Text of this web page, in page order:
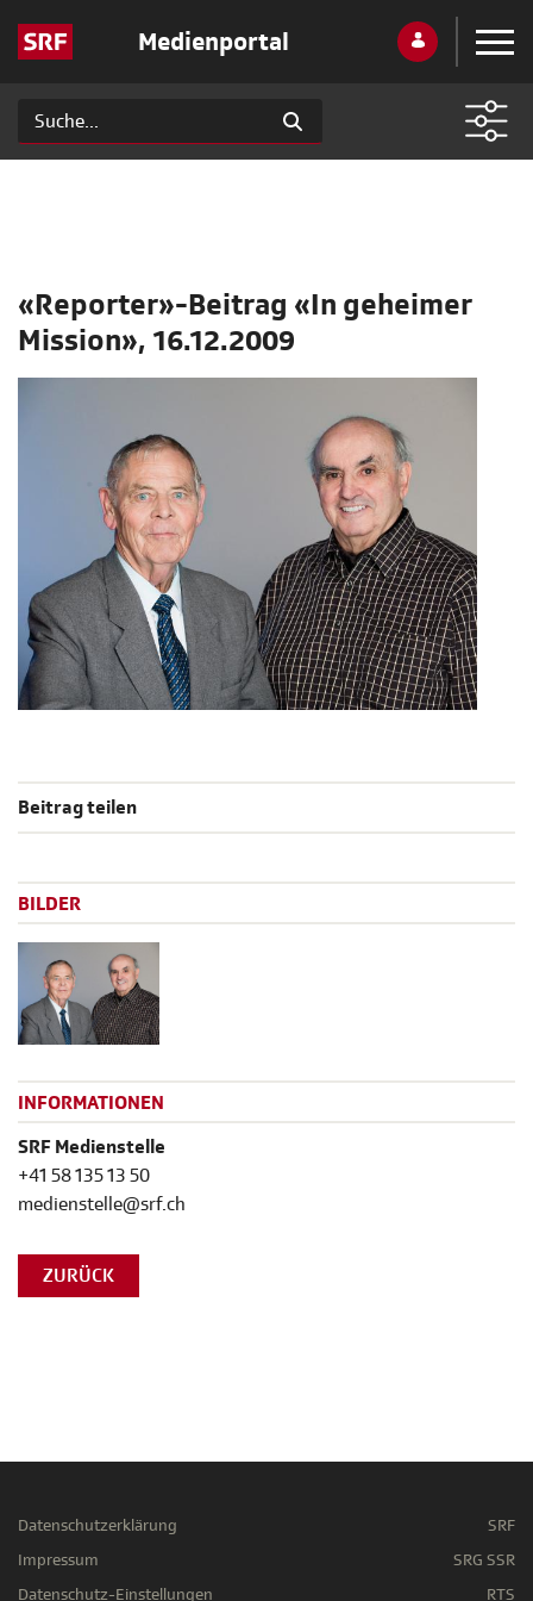
Medienportal
«Reporter»-Beitrag «In geheimer
Mission», 16.12.2009
Beitrag teilen
BILDER
INFORMATIONEN
SRF Medienstelle
+41 58 135 13 50
medienstelle@srf.ch
ZURÜCK
Datenschutzerklärung
Impressum
Datenschutz-Einstellungen
SRF
SRG SSR
RTS